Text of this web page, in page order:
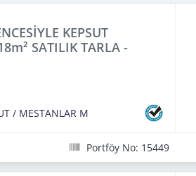
KEPSUT
SATILIK TARLA -
/ MESTANLAR M
Portföy No: 15449